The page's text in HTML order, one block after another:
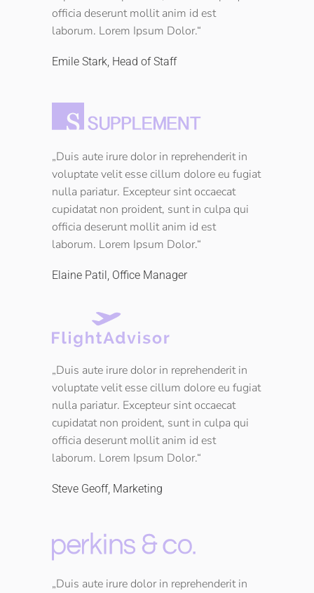
officia deserunt mollit anim id est
laborum. Lorem Ipsum Dolor.“
Emile Stark, Head of Staff
„Duis aute irure dolor in reprehenderit in
voluptate velit esse cillum dolore eu fugiat
nulla pariatur. Excepteur sint occaecat
cupidatat non proident, sunt in culpa qui
officia deserunt mollit anim id est
laborum. Lorem Ipsum Dolor.“
Elaine Patil, Office Manager
„Duis aute irure dolor in reprehenderit in
voluptate velit esse cillum dolore eu fugiat
nulla pariatur. Excepteur sint occaecat
cupidatat non proident, sunt in culpa qui
officia deserunt mollit anim id est
laborum. Lorem Ipsum Dolor.“
Steve Geoff, Marketing
„Duis aute irure dolor in reprehenderit in